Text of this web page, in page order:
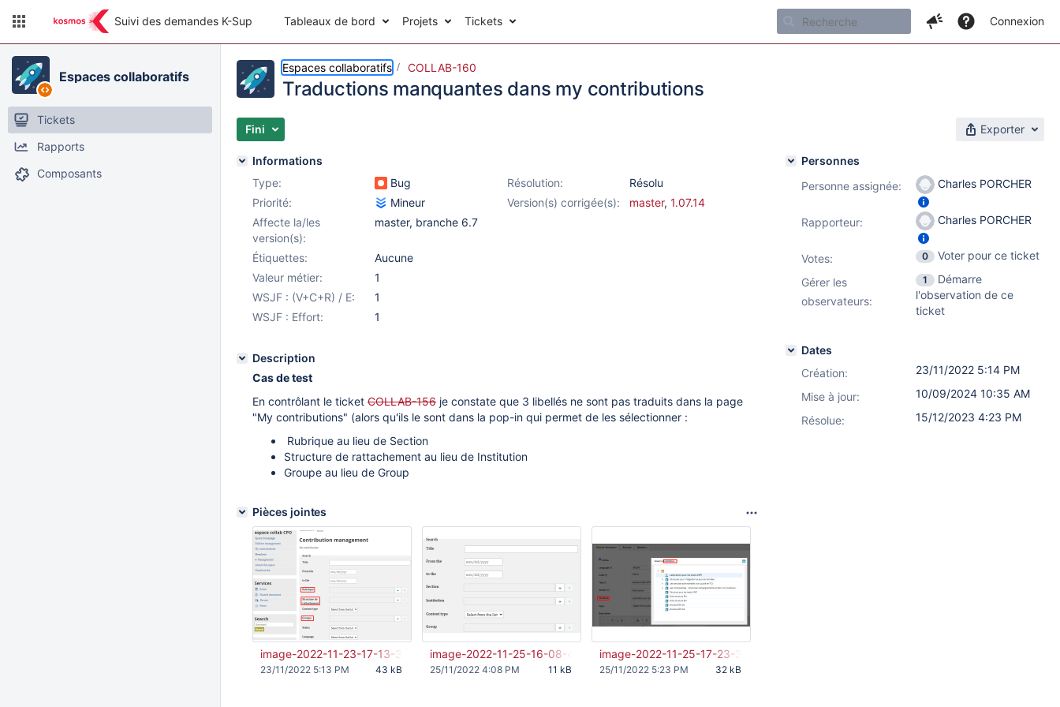
Suivi des demandes K-Sup Tableaux de bord Projets Tickets Connexion
Espaces collaboratifs
Tickets
Rapports
Composants
Espaces collaboratifs COLLAB-160
Traductions manquantes dans my contributions
Fini Exporter
Informations
Type:
Bug Résolution:
Résolu
Priorité:
Mineur Version(s) corrigée(s): master, 1.07.14
Affecte la/les
version(s):
master, branche 6.7
Étiquettes:
Aucune
Valeur métier:
1
WSJF : (V+C+R) / E:
1
WSJF : Effort:
1
Description
Cas de test
En contrôlant le ticket COLLAB-156 je constate que 3 libellés ne sont pas traduits dans la page
"My contributions" (alors qu'ils le sont dans la pop-in qui permet de les sélectionner :
Rubrique au lieu de Section
Structure de rattachement au lieu de Institution
Groupe au lieu de Group
Pièces jointes
image-2022-11-23-17-13-39-433.png
43 kB
23/11/2022 5:13 PM
image-2022-11-25-16-08-47-785.png
11 kB
25/11/2022 4:08 PM
image-2022-11-25-17-23-32-203.png
32 kB
25/11/2022 5:23 PM
Personnes
Personne assignée:
Charles PORCHER
Rapporteur: Charles PORCHER
Votes: 0
Voter pour ce ticket
Gérer les
observateurs:
1
Démarre
l'observation de ce
ticket
Dates
Création:
23/11/2022 5:14 PM
Mise à jour:
10/09/2024 10:35 AM
Résolue:
15/12/2023 4:23 PM